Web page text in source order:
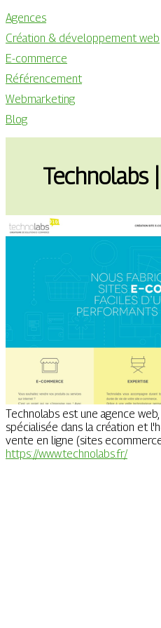
Agences
Création & développement web
E-commerce
Référencement
Webmarketing
Blog
Technolabs
Technolabs est une agence
spécialisée dans la création et
vente en ligne (sites
https://www.technolabs.fr/